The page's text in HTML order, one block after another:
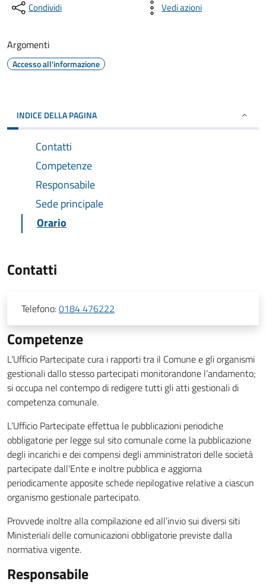
Condividi Vedi azioni
Argomenti
Accesso all'informazione
INDICE DELLA PAGINA
Contatti
Competenze
Responsabile
Sede principale
Orario
Contatti
Telefono:0184 476222
Competenze
L’Ufficio Partecipate cura i rapporti tra il Comune e gli organismi
gestionali dallo stesso partecipati monitorandone l’andamento;
si occupa nel contempo di redigere tutti gli atti gestionali di
competenza comunale.
L’Ufficio Partecipate effettua le pubblicazioni periodiche
obbligatorie per legge sul sito comunale come la pubblicazione
degli incarichi e dei compensi degli amministratori delle società
partecipate dall'Ente e inoltre pubblica e aggiorna
periodicamente apposite schede riepilogative relative a ciascun
organismo gestionale partecipato.
Provvede inoltre alla compilazione ed all’invio sui diversi siti
Ministeriali delle comunicazioni obbligatorie previste dalla
normativa vigente.
Responsabile